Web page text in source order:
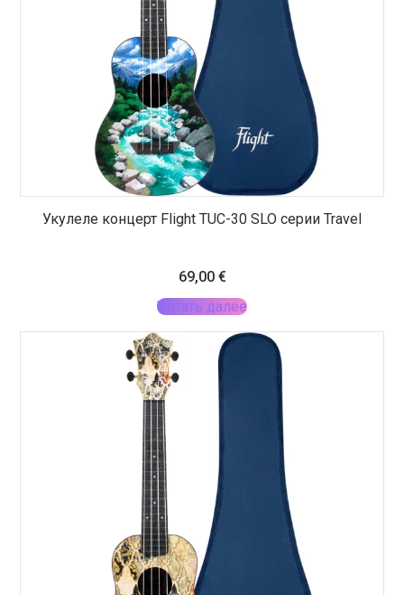
Укулеле концерт Flight TUC-30 SLO серии Travel
69,00 €
Читать далее